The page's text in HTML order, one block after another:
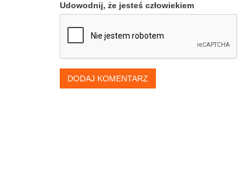
Udowodnij, że jesteś człowiekiem
DODAJ KOMENTARZ